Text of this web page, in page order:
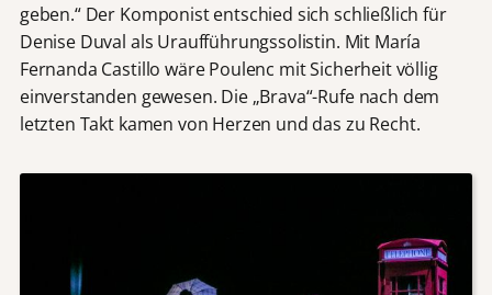
geben.“ Der Komponist entschied sich schließlich für
Denise Duval als Uraufführungssolistin. Mit María
Fernanda Castillo wäre Poulenc mit Sicherheit völlig
einverstanden gewesen. Die „Brava“-Rufe nach dem
letzten Takt kamen von Herzen und das zu Recht.